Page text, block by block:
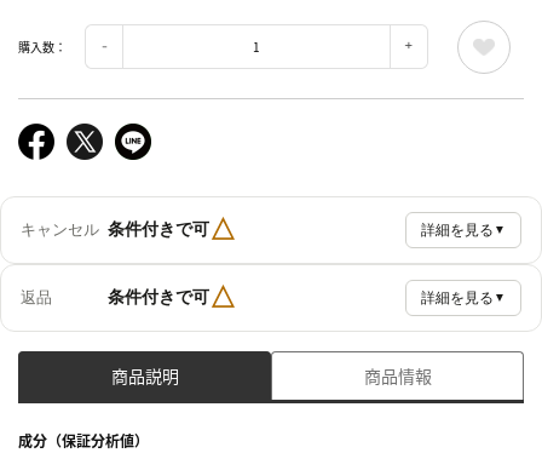
購入数：
キャンセル 条件付きで可△ 詳細を見る ▼
返品 条件付きで可△ 詳細を見る ▼
商品説明 商品情報
成分（保証分析値）